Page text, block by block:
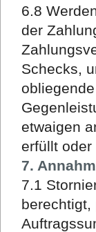
6.8
der
Schecks,
etwaigen
erfüllt
7.
7.1
berechtigt,